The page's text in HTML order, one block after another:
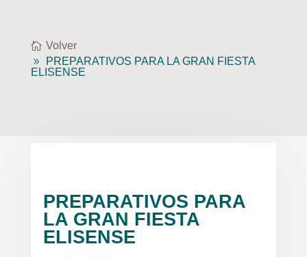
Volver
PREPARATIVOS PARA LA GRAN FIESTA
ELISENSE
PREPARATIVOS PARA
LA GRAN FIESTA
ELISENSE